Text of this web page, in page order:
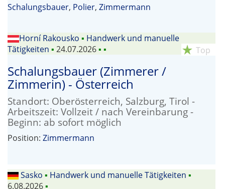
Schalungsbauer, Polier, Zimmermann
Horní Rakousko ▪ Handwerk und manuelle
Tätigkeiten ▪ 24.07.2026▪ ▪ star_rate Top
Schalungsbauer (Zimmerer /
Zimmerin) - Österreich
Standort: Oberösterreich, Salzburg, Tirol -
Arbeitszeit: Vollzeit / nach Vereinbarung -
Beginn: ab sofort möglich
Position: Zimmermann
Sasko ▪ Handwerk und manuelle Tätigkeiten ▪
6.08.2026▪